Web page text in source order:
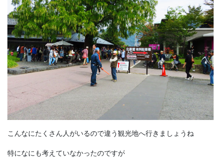
こんなにたくさん人がいるので違う観光地へ行きましょうね
特になにも考えていなかったのですが